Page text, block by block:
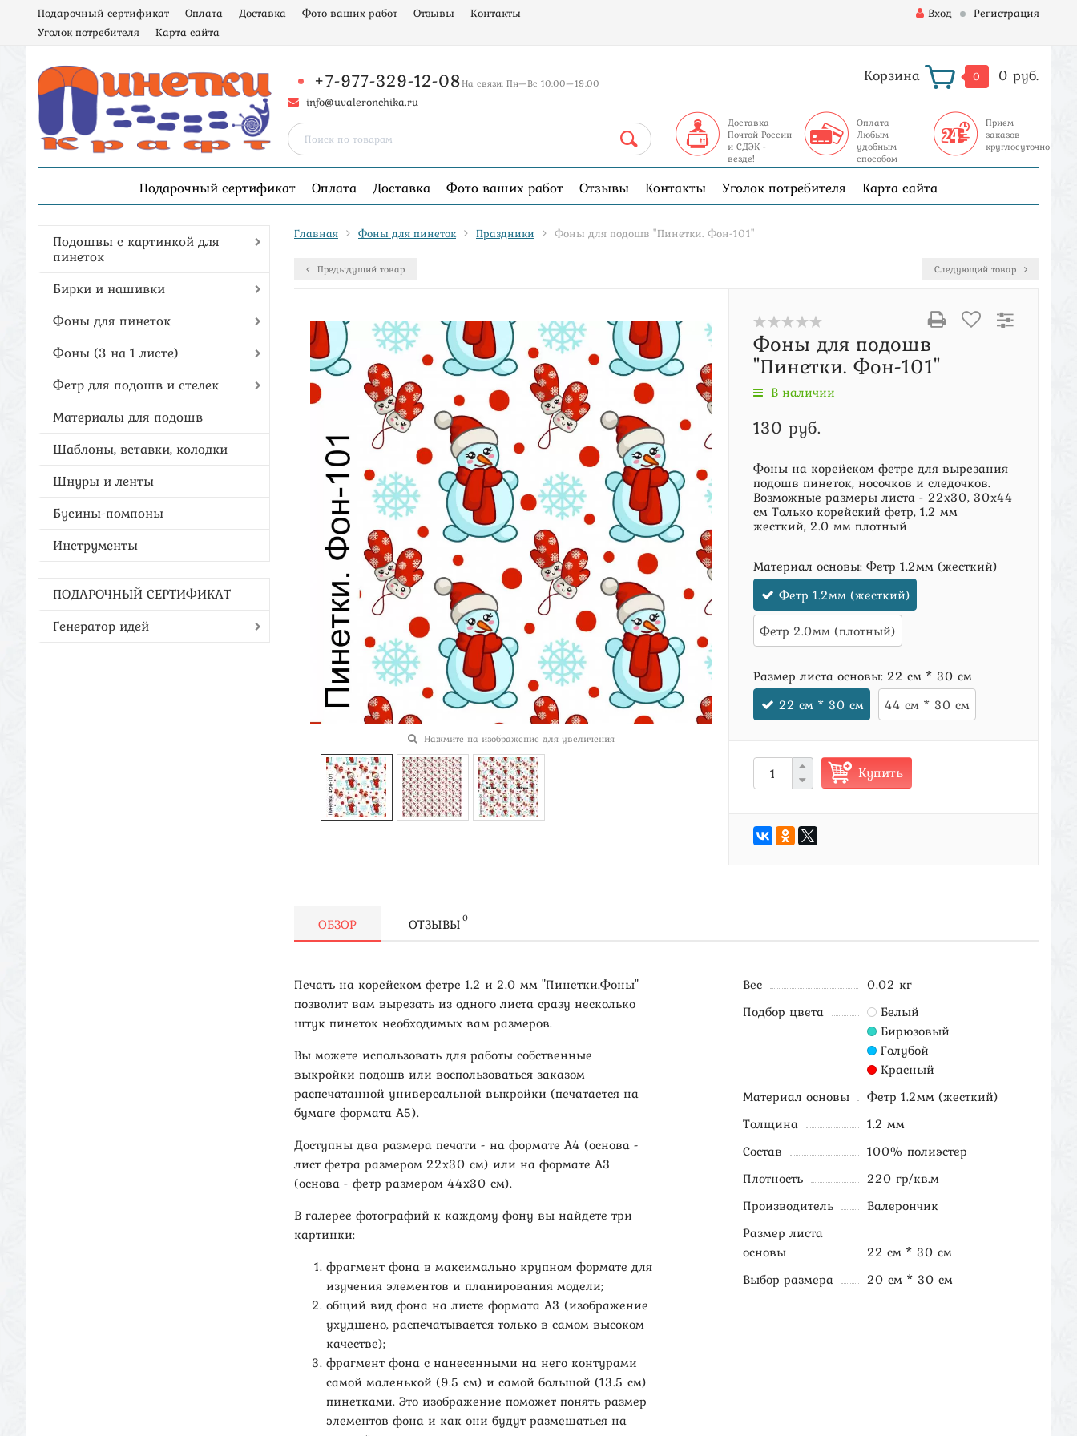
Подарочный сертификат Оплата Доставка Фото ваших работ Отзывы
Контакты
Уголок потребителя
Карта сайта
Вход Регистрация
+7-977-329-12-08На связи: Пн—Вс 10:00—19:00
info@uvaleronchika.ru
Корзина 0 0 руб.
Доставка
Почтой России
и СДЭК -
везде!
Оплата
Любым
удобным
способом
Прием
заказов
круглосуточно
Подарочный сертификат Оплата Доставка Фото ваших работ Отзывы Контакты Уголок потребителя Карта сайта
Подошвы с картинкой для
пинеток
Бирки и нашивки
Фоны для пинеток
Фоны (3 на 1 листе)
Фетр для подошв и стелек
Материалы для подошв
Шаблоны, вставки, колодки
Шнуры и ленты
Бусины-помпоны
Инструменты
ПОДАРОЧНЫЙ СЕРТИФИКАТ
Генератор идей
Главная Фоны для пинеток Праздники Фоны для подошв "Пинетки. Фон-101"
Предыдущий товар Следующий товар
Нажмите на изображение для увеличения
Фоны для подошв
"Пинетки. Фон-101"
В наличии
130 руб.
Фоны на корейском фетре для вырезания
подошв пинеток, носочков и следочков.
Возможные размеры листа - 22х30, 30х44
см Только корейский фетр, 1.2 мм
жесткий, 2.0 мм плотный
Материал основы: Фетр 1.2мм (жесткий)
Фетр 1.2мм (жесткий)
Фетр 2.0мм (плотный)
Размер листа основы: 22 см * 30 см
22 см * 30 см
44 см * 30 см
Купить
ОБЗОР ОТЗЫВЫ0
Печать на корейском фетре 1.2 и 2.0 мм "Пинетки.Фоны"
позволит вам вырезать из одного листа сразу несколько
штук пинеток необходимых вам размеров.
Вы можете использовать для работы собственные
выкройки подошв или воспользоваться заказом
распечатанной универсальной выкройки (печатается на
бумаге формата А5).
Доступны два размера печати - на формате А4 (основа -
лист фетра размером 22х30 см) или на формате А3
(основа - фетр размером 44х30 см).
В галерее фотографий к каждому фону вы найдете три
картинки:
фрагмент фона в максимально крупном формате для
изучения элементов и планирования модели;
общий вид фона на листе формата А3 (изображение
ухудшено, распечатывается только в самом высоком
качестве);
фрагмент фона с нанесенными на него контурами
самой маленькой (9.5 см) и самой большой (13.5 см)
пинетками. Это изображение поможет понять размер
элементов фона и как они будут размешаться на
Вес
0.02 кг
Подбор цвета
Белый
Бирюзовый
Голубой
Красный
Материал основы
Фетр 1.2мм (жесткий)
Толщина
1.2 мм
Состав
100% полиэстер
Плотность
220 гр/кв.м
Производитель
Валерончик
Размер листа
основы
22 см * 30 см
Выбор размера
20 см * 30 см